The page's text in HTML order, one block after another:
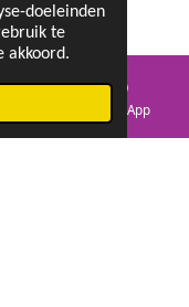
doeleinden
te
akkoord.
WhatsApp